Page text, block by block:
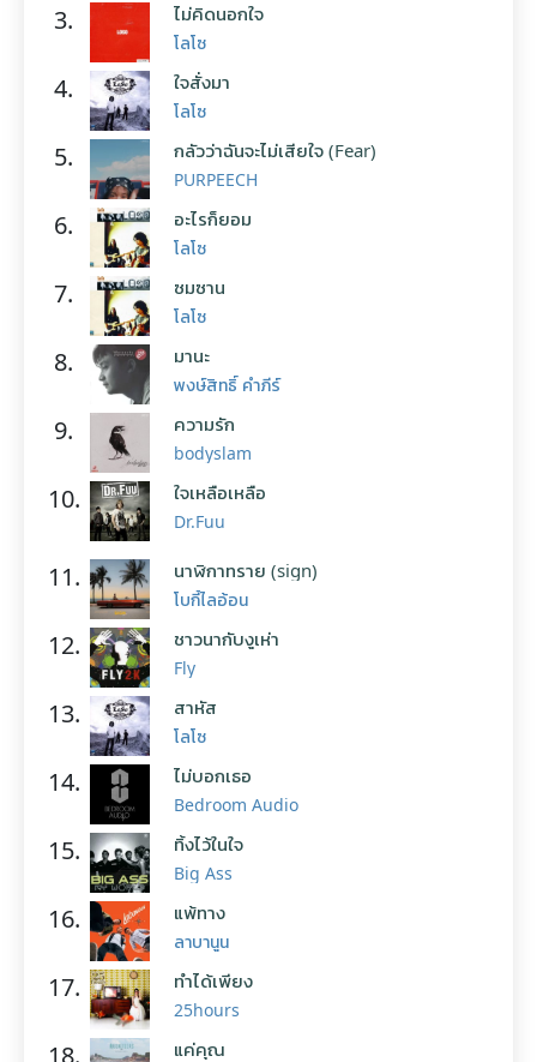
3. ไม่คิดนอกใจ
โลโซ
4. ใจสั่งมา
โลโซ
5. กลัวว่าฉันจะไม่เสียใจ (Fear)
PURPEECH
6. อะไรก็ยอม
โลโซ
7. ซมซาน
โลโซ
8. มานะ
พงษ์สิทธิ์ คำภีร์
9. ความรัก
bodyslam
10. ใจเหลือเหลือ
Dr.Fuu
11. นาฬิกาทราย (sign)
โบกี้ไลอ้อน
12. ชาวนากับงูเห่า
Fly
13. สาหัส
โลโซ
14. ไม่บอกเธอ
Bedroom Audio
15. ทิ้งไว้ในใจ
Big Ass
16. แพ้ทาง
ลาบานูน
17. ทำได้เพียง
25hours
18. แค่คุณ